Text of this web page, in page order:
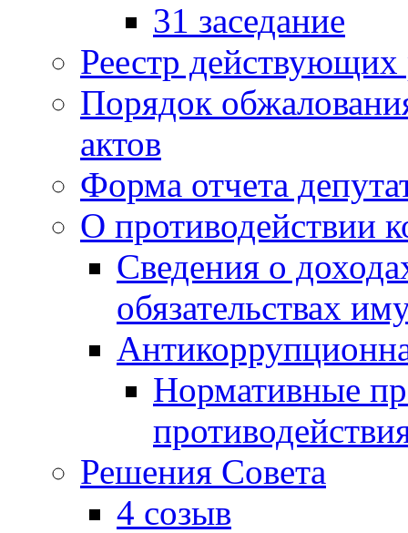
31 заседание
Реестр
Порядок
актов
Форма отчета
О противодействии
Сведения о
обязательствах
Нормативные
Решения Совета
4 созыв